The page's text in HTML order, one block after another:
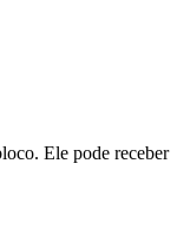
Ele pode receber